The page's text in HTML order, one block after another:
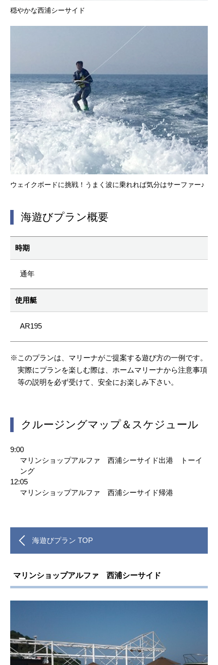
穏やかな西浦シーサイド
ウェイクボードに挑戦！うまく波に乗れれば気分はサーファー♪
海遊びプラン概要
時期
通年
使用艇
AR195
※このプランは、マリーナがご提案する遊び方の一例です。
実際にプランを楽しむ際は、ホームマリーナから注意事項
等の説明を必ず受けて、安全にお楽しみ下さい。
クルージングマップ＆スケジュール
9:00
マリンショップアルファ 西浦シーサイド出港 トーイ
ング
12:05
マリンショップアルファ 西浦シーサイド帰港
海遊びプラン TOP
マリンショップアルファ 西浦シーサイド